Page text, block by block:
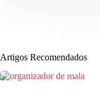
Artigos Recomendados